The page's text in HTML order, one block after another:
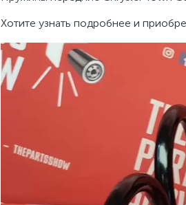
Хотите узнать подробнее и